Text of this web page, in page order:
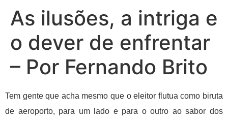
As ilusões, a intriga e
o dever de enfrentar
– Por Fernando Brito
Tem gente que acha mesmo que o eleitor flutua como biruta
de aeroporto, para um lado e para o outro ao sabor dos